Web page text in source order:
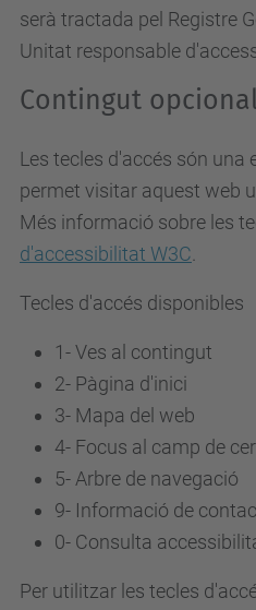
serà tractada pel Registre
Unitat responsable
Contingut
Les tecles d'accés són una
permet visitar aquest web
Més informació sobre les
d'accessibilitat W3C
Tecles d'accés disponibles
1- Ves al contingut
2- Pàgina d'inici
3- Mapa del web
4- Focus al camp de
5- Arbre de navegació
9- Informació de
0- Consulta
Per utilitzar les tecles